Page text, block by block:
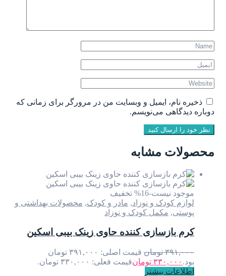
ذخیره نام، ایمیل و وبسایت من در مرورگر برای زمانی که
دوباره دیدگاهی می‌نویسم.
نظر خود را ارسال کنید
محصولات مشابه
موجود نیست-16% تخفیف
لوازم کودک و نوزاد, مادر و کودک, محصولات بهداشتی و
پوستی, مکمل کودک و نوزاد
کرم بازسازی کننده حاوی زینک بیبی اسکین
۳۹۱,۰۰۰ تومان
قیمت اصلی: ۳۹۱,۰۰۰ تومان
بود. ۳۳۰,۰۰۰ تومانقیمت فعلی: ۳۳۰,۰۰۰ تومان.
اطلاعات بیشتر